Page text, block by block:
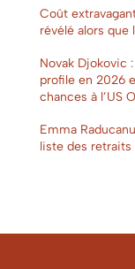
Coût
révélé alors que
Novak Djokovic
profile en 2026
chances à l’US
Emma
liste des retraits